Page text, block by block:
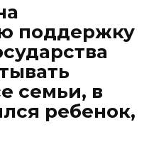
поддержку
семьи, в
ребенок,